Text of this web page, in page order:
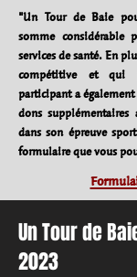
"Un Tour de Baie
somme
services de santé. En
compétitive et qui
participant a
dons
dans son épreuve
formulaire que vous
Un Tour de
2023